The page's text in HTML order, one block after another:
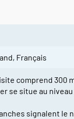
Français
comprend 300
se situe au
signalent le